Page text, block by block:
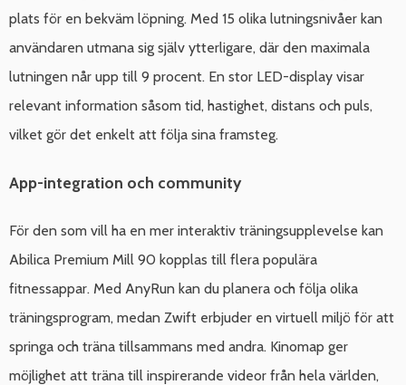
plats för en bekväm löpning. Med 15 olika lutningsnivåer kan
användaren utmana sig själv ytterligare, där den maximala
lutningen når upp till 9 procent. En stor LED-display visar
relevant information såsom tid, hastighet, distans och puls,
vilket gör det enkelt att följa sina framsteg.
App-integration och community
För den som vill ha en mer interaktiv träningsupplevelse kan
Abilica Premium Mill 90 kopplas till flera populära
fitnessappar. Med AnyRun kan du planera och följa olika
träningsprogram, medan Zwift erbjuder en virtuell miljö för att
springa och träna tillsammans med andra. Kinomap ger
möjlighet att träna till inspirerande videor från hela världen,